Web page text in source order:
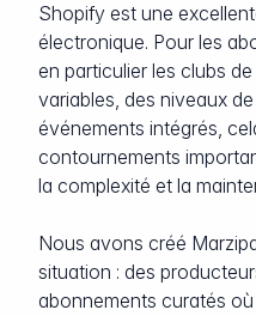
Shopify est une
électronique. Pour les
en particulier les clubs
variables, des niveaux
événements intégrés,
contournements
la complexité et la
Nous avons créé
situation : des
abonnements curatés